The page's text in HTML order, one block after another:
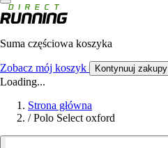
Suma częściowa koszyka
Zobacz mój koszyk Kontynuuj zakupy
Loading...
Strona główna
/ Polo Select oxford